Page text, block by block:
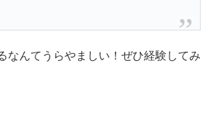
なんてうらやましい！ぜひ経験してみ